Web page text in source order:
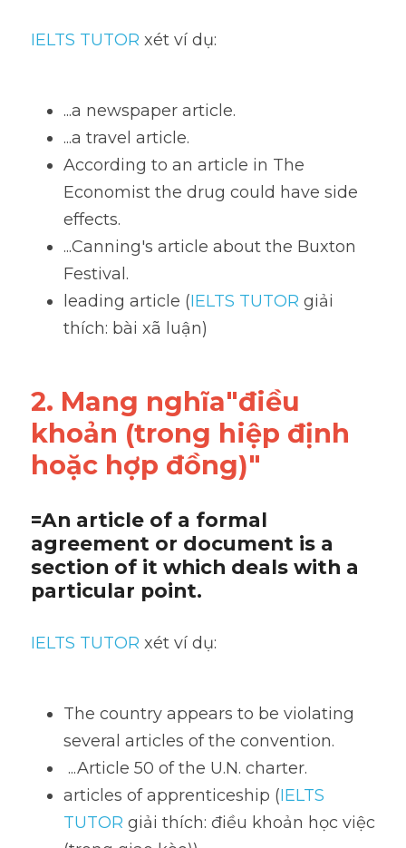
IELTS TUTOR xét ví dụ:
...a newspaper article.
...a travel article.
According to an article in The
Economist the drug could have side
effects.
...Canning's article about the Buxton
Festival.
leading article (IELTS TUTOR giải
thích: bài xã luận)
2. Mang nghĩa"điều
khoản (trong hiệp định
hoặc hợp đồng)"
=An article of a formal
agreement or document is a
section of it which deals with a
particular point.
IELTS TUTOR xét ví dụ:
The country appears to be violating
several articles of the convention.
...Article 50 of the U.N. charter.
articles of apprenticeship (IELTS
TUTOR giải thích: điều khoản học việc